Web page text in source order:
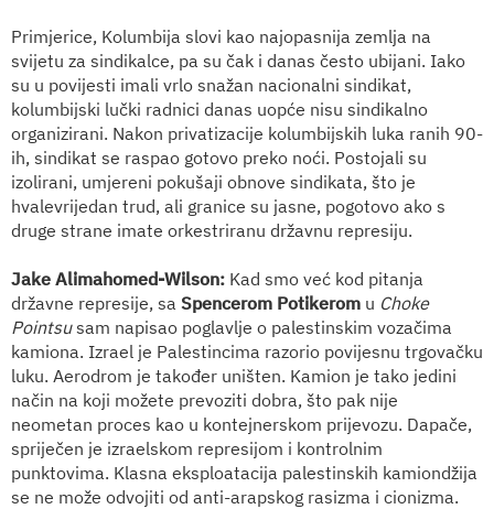
Primjerice, Kolumbija slovi kao najopasnija zemlja na
svijetu za sindikalce, pa su čak i danas često ubijani. Iako
su u povijesti imali vrlo snažan nacionalni sindikat,
kolumbijski lučki radnici danas uopće nisu sindikalno
organizirani. Nakon privatizacije kolumbijskih luka ranih 90-
ih, sindikat se raspao gotovo preko noći. Postojali su
izolirani, umjereni pokušaji obnove sindikata, što je
hvalevrijedan trud, ali granice su jasne, pogotovo ako s
druge strane imate orkestriranu državnu represiju.
Jake Alimahomed-Wilson: Kad smo već kod pitanja
državne represije, sa Spencerom Potikerom u Choke
Pointsusam napisao poglavlje o palestinskim vozačima
kamiona. Izrael je Palestincima razorio povijesnu trgovačku
luku. Aerodrom je također uništen. Kamion je tako jedini
način na koji možete prevoziti dobra, što pak nije
neometan proces kao u kontejnerskom prijevozu. Dapače,
spriječen je izraelskom represijom i kontrolnim
punktovima. Klasna eksploatacija palestinskih kamiondžija
se ne može odvojiti od anti-arapskog rasizma i cionizma.